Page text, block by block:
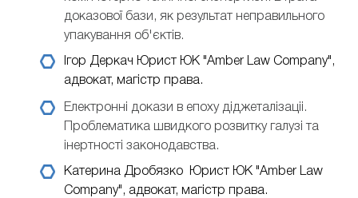
доказової бази, як результат неправильного
упакування об'єктів.
Ігор Деркач Юрист ЮК "Amber Law Company",
адвокат, магістр права.
Електронні докази в епоху діджеталізаціі.
Проблематика швидкого розвитку галузі та
інертності законодавства.
Катерина Дробязко
Юрист ЮК "Amber Law
Company", адвокат, магістр права.